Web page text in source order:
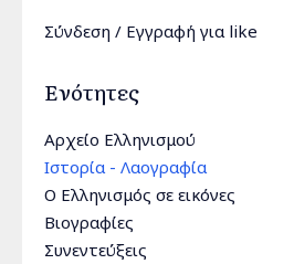
Σύνδεση / Εγγραφή για like
Ενότητες
Αρχείο Ελληνισμού
Ιστορία - Λαογραφία
Ο Ελληνισμός σε εικόνες
Βιογραφίες
Συνεντεύξεις